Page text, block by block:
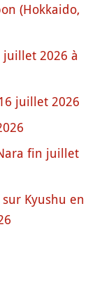
(Hokkaido,
juillet 2026 à
juillet 2026
fin juillet
Kyushu en